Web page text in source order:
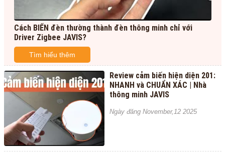
Cách BIẾN đèn thường thành đèn thông minh chỉ với
Driver Zigbee JAVIS?
Tìm hiểu thêm
Review cảm biến hiện diện 201:
NHANH và CHUẨN XÁC | Nhà
thông minh JAVIS
Ngày đăng November,12 2025